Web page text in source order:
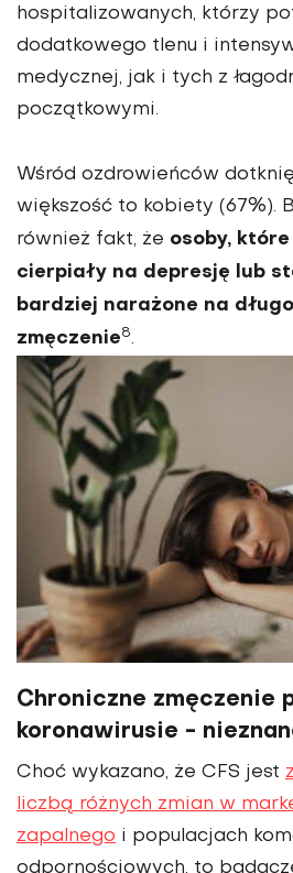
hospitalizowanych, którzy
dodatkowego tlenu i
medycznej, jak i tych z
początkowymi.
Wśród ozdrowieńców
większość to kobiety (67%).
również fakt, że osoby,
cierpiały na depresję lub
bardziej narażone na
zmęczenie8.
Chroniczne zmęczenie
koronawirusie -
Choć wykazano, że CFS jest
liczbą różnych zmian w
zapalnego i populacjach
odpornościowych, to badacze